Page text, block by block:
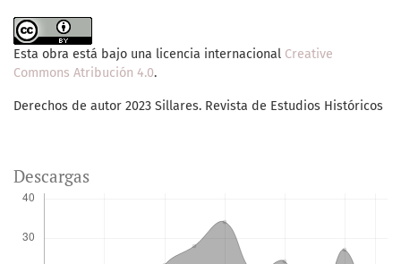
Esta obra está bajo una licencia internacional Creative
Commons Atribución 4.0.
Derechos de autor 2023 Sillares. Revista de Estudios Históricos
Descargas